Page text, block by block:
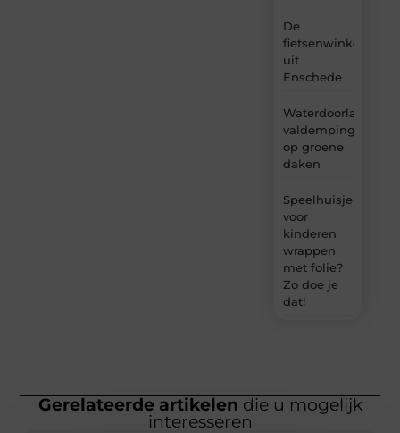
De
fietsenwinkel
uit
Enschede
Waterdoorlatende
valdemping
op groene
daken
Speelhuisje
voor
kinderen
wrappen
met folie?
Zo doe je
dat!
Gerelateerde artikelen die u mogelijk
interesseren